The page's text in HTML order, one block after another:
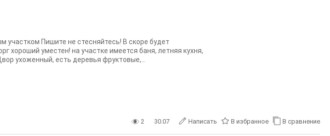
Пишите не стесняйтесь! В скоре будет
хороший уместен! на участке имеется баня, летняя кухня,
ухоженный, есть деревья фруктовые,...
2 30.07 Написать В избранное В сравнение